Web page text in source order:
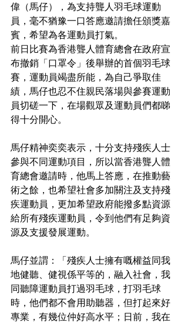
偉（馬仔），為支持聾人羽毛球運動
員，毫不猶豫一口答應邀請擔任頒獎嘉
賓，希望為各運動員打氣。
前日比賽為香港聾人體育總會在政府宣
布撤銷「口罩令」後舉辦的首個羽毛球
賽，運動員竭盡所能，為自己爭取佳
績，馬仔也忍不住親民落場與參賽運動
員切磋一下，在場觀眾及運動員們都睇
得十分開心。
馬仔精神奕奕表示，十分支持殘疾人士
參與不同運動項目，所以當香港聾人體
育總會邀請時，他馬上答應，在推動藝
術之餘，也希望社會多加關注及支持殘
疾運動員，更加希望政府能撥多點資源
給所有殘疾運動員，令到他們有足夠資
源及支援發展運動。
馬仔並謂：「殘疾人士擁有嘅權益同我
地健聽、健視係平等的，融入社會，我
同聽障運動員打過羽毛球，打羽毛球
時，他們都不會用助聽器，但打起來好
專業，有幾位仲好高水平；日前，我在